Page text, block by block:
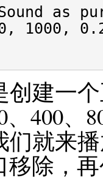
as
1000,
创建一
、400、
们就来
移除，